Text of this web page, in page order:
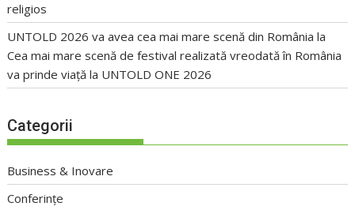
religios
UNTOLD 2026 va avea cea mai mare scenă din România la
Cea mai mare scenă de festival realizată vreodată în România
va prinde viață la UNTOLD ONE 2026
Categorii
Business & Inovare
Conferințe